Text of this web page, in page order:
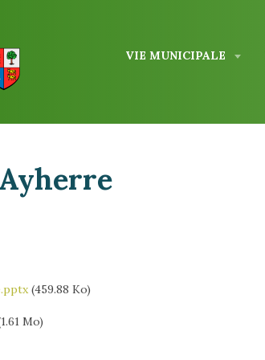
VIE MUNICIPALE
(459.88 Ko)
Mo)